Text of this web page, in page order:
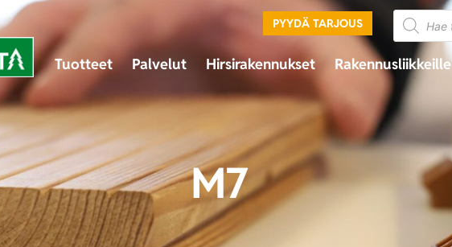
PYYDÄ TARJOUS
Tuotteet Palvelut Hirsirakennukset Rakennusliikkeille
M7